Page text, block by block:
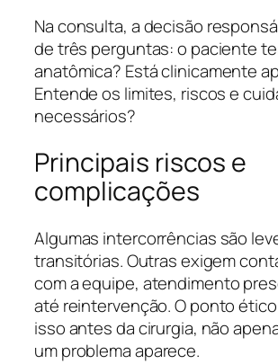
Na consulta, a decisão
de três perguntas: o paciente
anatômica? Está clinicamente
Entende os limites, riscos e
necessários?
Principais riscos e
complicações
Algumas intercorrências são
transitórias. Outras exigem
com a equipe, atendimento
até reintervenção. O ponto
isso antes da cirurgia, não
um problema aparece.